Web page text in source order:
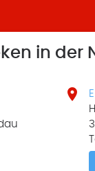
in der
